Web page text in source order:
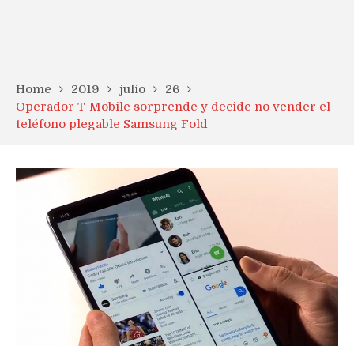
Home 2019 julio
26
Operador T-Mobile sorprende y decide no vender el
teléfono plegable Samsung Fold